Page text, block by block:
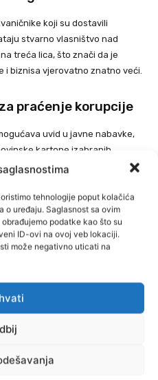
tehnologije poput kolačića
o uređaju. Saglasnost sa ovim
podatke kao što su
ID-ovi na ovoj veb lokaciji.
može negativno uticati na
koji su dostavili
stvarno vlasništvo nad
treća lica, što znači da je
i biznisa vjerovatno znatno veći.
praćenje korupcije
uvid u javne nabavke,
kartone izabranih
pregled načina na koji
je medije, istraživače i
kako bi razotkrivali
dugoročno narušavaju budžet
Hercegovine, piše